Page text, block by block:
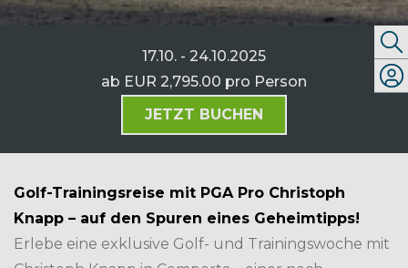
17.10. - 24.10.2025
ab EUR 2,795.00 pro Person
JETZT BUCHEN
Golf-Trainingsreise mit PGA Pro Christoph
Knapp – auf den Spuren eines Geheimtipps!
Erlebe eine exklusive Golf- und Trainingswoche mit